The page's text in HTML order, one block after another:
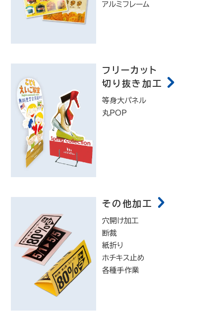
アルミフレーム
フリーカット
切り抜き加工
等身大パネル
丸POP
その他加工
穴開け加工
断裁
紙折り
ホチキス止め
各種手作業